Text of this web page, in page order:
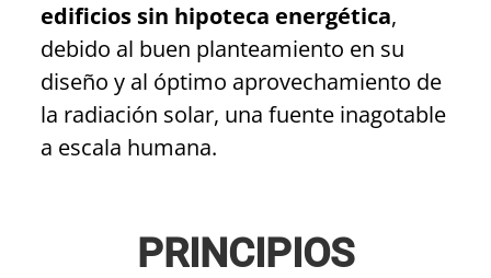
edificios sin hipoteca energética,
debido al buen planteamiento en su
diseño y al óptimo aprovechamiento de
la radiación solar, una fuente inagotable
a escala humana.
PRINCIPIOS